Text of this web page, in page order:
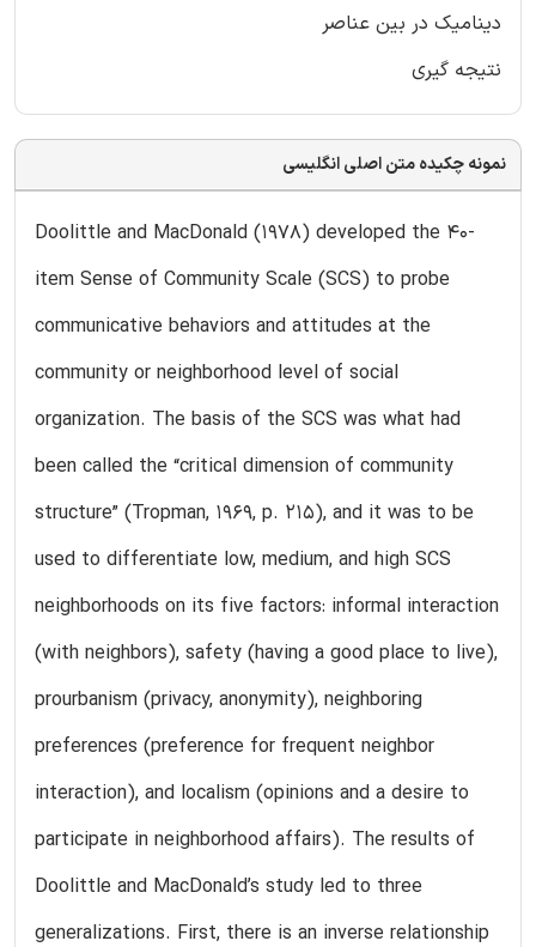
دینامیک در بین عناصر
نتیجه گیری
نمونه چکیده متن اصلی انگلیسی
Doolittle and MacDonald (1978) developed the 40-
item Sense of Community Scale (SCS) to probe
communicative behaviors and attitudes at the
community or neighborhood level of social
organization. The basis of the SCS was what had
been called the “critical dimension of community
structure” (Tropman, 1969, p. 215), and it was to be
used to differentiate low, medium, and high SCS
neighborhoods on its five factors: informal interaction
(with neighbors), safety (having a good place to live),
prourbanism (privacy, anonymity), neighboring
preferences (preference for frequent neighbor
interaction), and localism (opinions and a desire to
participate in neighborhood affairs). The results of
Doolittle and MacDonald’s study led to three
generalizations. First, there is an inverse relationship